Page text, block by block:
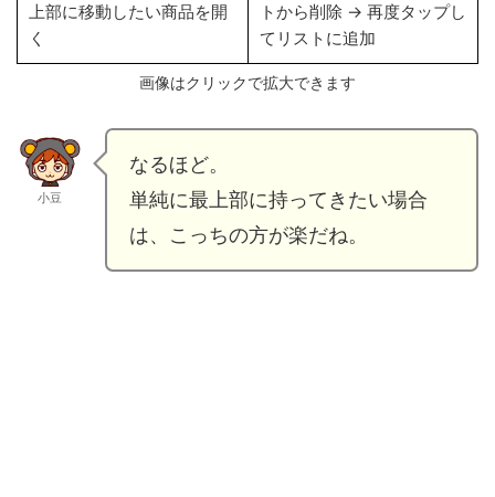
上部に移動したい商品を開
く
トから削除 → 再度タップし
てリストに追加
画像はクリックで拡大できます
小豆
なるほど。
単純に最上部に持ってきたい場合
は、こっちの方が楽だね。